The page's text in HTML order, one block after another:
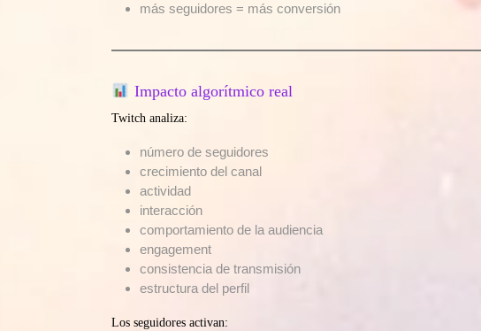
más seguidores = más conversión
Impacto algorítmico real
Twitch analiza:
número de seguidores
crecimiento del canal
actividad
interacción
comportamiento de la audiencia
engagement
consistencia de transmisión
estructura del perfil
Los seguidores activan: